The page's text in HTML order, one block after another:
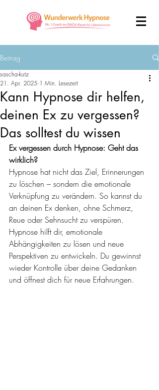
Beitrag
Kann Hypnose dir helfen,
deinen Ex zu vergessen?
Das solltest du wissen
sascha-kutz
21. Apr. 2025 1 Min. Lesezeit
Ex vergessen durch Hypnose: Geht das
wirklich?
Hypnose hat nicht das Ziel, Erinnerungen
zu löschen – sondern die emotionale
Verknüpfung zu verändern. So kannst du
an deinen Ex denken, ohne Schmerz,
Reue oder Sehnsucht zu verspüren.
Hypnose hilft dir, emotionale
Abhängigkeiten zu lösen und neue
Perspektiven zu entwickeln. Du gewinnst
wieder Kontrolle über deine Gedanken
und öffnest dich für neue Erfahrungen.